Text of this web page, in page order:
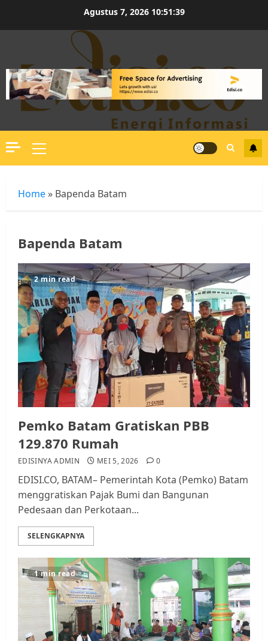
Agustus 7, 2026 10:51:40
Primary
Menu
Home » Bapenda Batam
Bapenda Batam
2 min read
Pemko Batam Gratiskan PBB
129.870 Rumah
EDISINYA ADMIN MEI 5, 2026 0
EDISI.CO, BATAM– Pemerintah Kota (Pemko) Batam
menggratiskan Pajak Bumi dan Bangunan
Pedesaan dan Perkotaan...
SELENGKAPNYA
1 min read